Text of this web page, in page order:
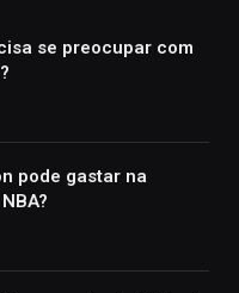
se preocupar com
pode gastar na